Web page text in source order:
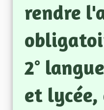
rendre
2°
et lycée,